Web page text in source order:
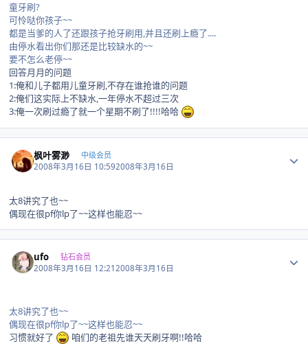
童牙刷?
可怜哒你孩子~~
都是当爹的人了还跟孩子抢牙刷用,并且还刷上瘾了....
由停水看出你们那还是比较缺水的~~
要不怎么老停~~
回答月月的问题
1:俺和儿子都用儿童牙刷,不存在谁抢谁的问题
2:俺们这实际上不缺水,一年停水不超过三次
3:俺一次刷过瘾了就一个星期不刷了!!!!哈哈
枫叶雾渺 中级会员
2008年3月16日 10:592008年3月16日
太8讲究了也~~
偶现在很pf你lp了~~这样也能忍~~
ufo 钻石会员
2008年3月16日 12:212008年3月16日
太8讲究了也~~
偶现在很pf你lp了~~这样也能忍~~
习惯就好了
咱们的老祖先谁天天刷牙啊!!哈哈